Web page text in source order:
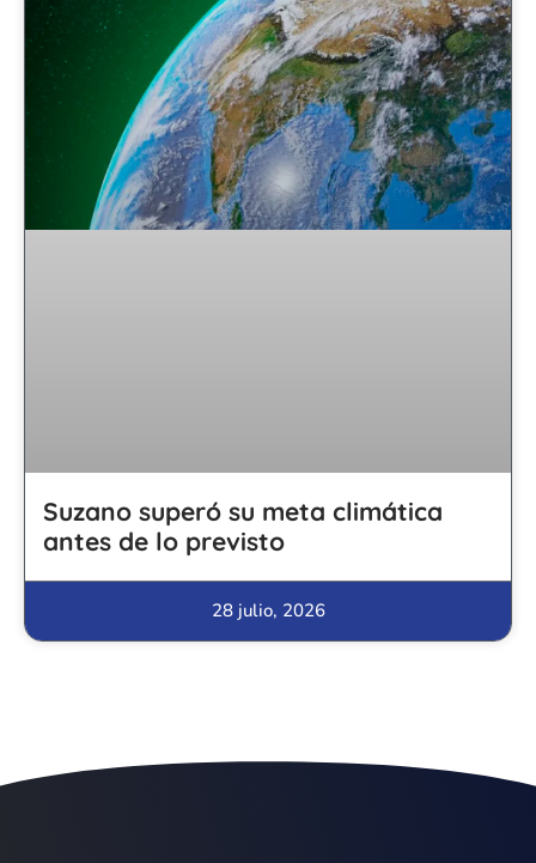
Suzano superó su meta climática
antes de lo previsto
28 julio, 2026